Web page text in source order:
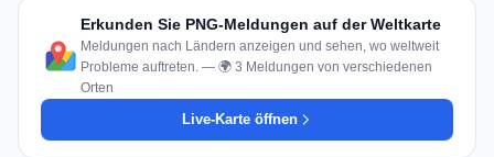
Erkunden Sie PNG-Meldungen auf der Weltkarte
Meldungen nach Ländern anzeigen und sehen, wo weltweit
Probleme auftreten. — 🌍 3 Meldungen von verschiedenen
Orten
Live-Karte öffnen